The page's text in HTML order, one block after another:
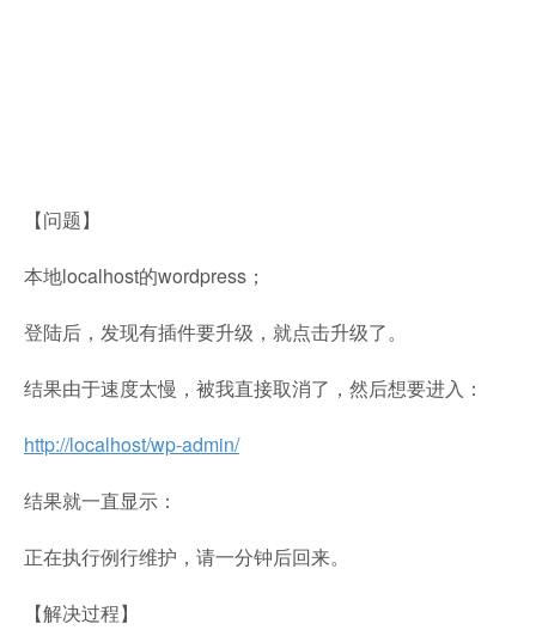
【问题】
本地localhost的wordpress；
登陆后，发现有插件要升级，就点击升级了。
结果由于速度太慢，被我直接取消了，然后想要进入：
http://localhost/wp-admin/
结果就一直显示：
正在执行例行维护，请一分钟后回来。
【解决过程】